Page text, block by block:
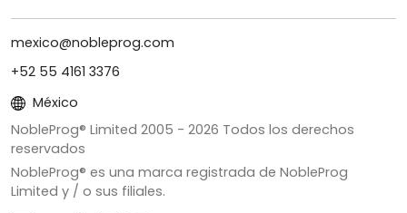
mexico@nobleprog.com
+52 55 4161 3376
México
NobleProg® Limited 2005 - 2026 Todos los derechos
reservados
NobleProg® es una marca registrada de NobleProg
Limited y / o sus filiales.